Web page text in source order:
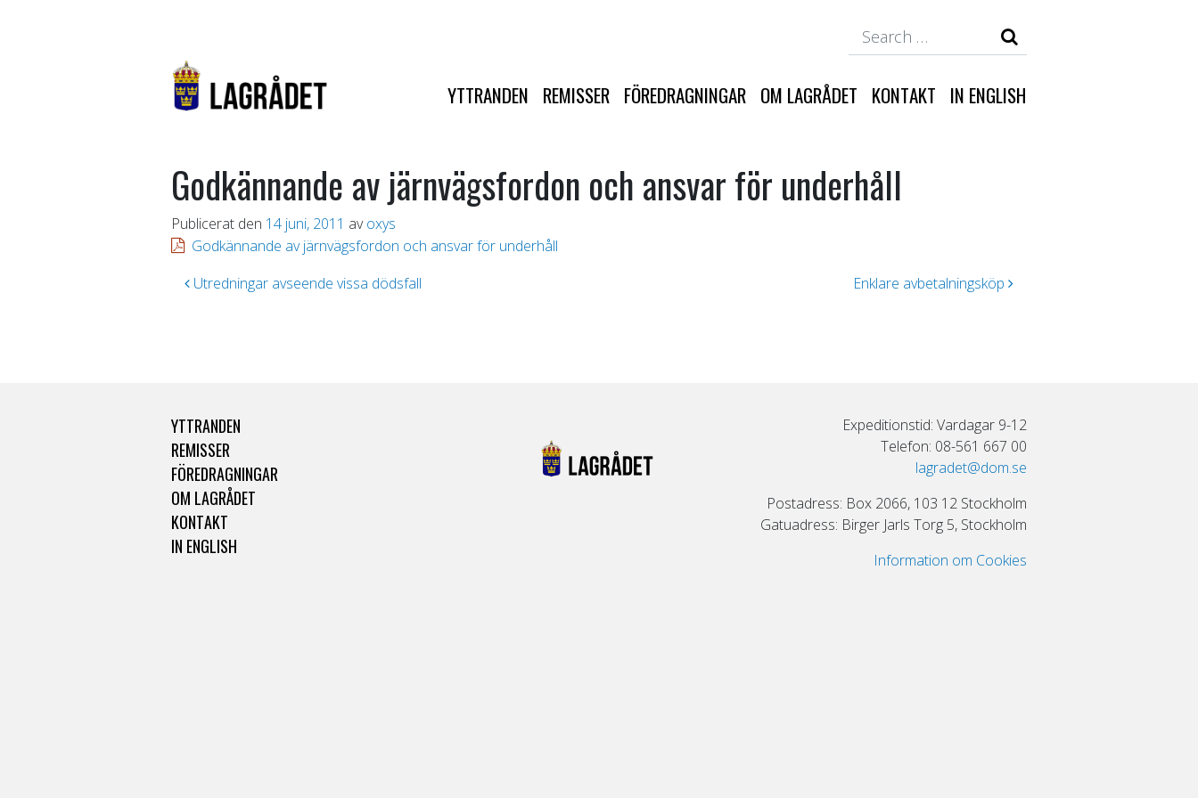
YTTRANDEN REMISSER FÖREDRAGNINGAR OM LAGRÅDET KONTAKT IN ENGLISH
Godkännande av järnvägsfordon och ansvar för underhåll
Publicerat den 14 juni, 2011 av oxys
Godkännande av järnvägsfordon och ansvar för underhåll
Inläggsnavigering
Utredningar avseende vissa dödsfall Enklare avbetalningsköp
YTTRANDEN
REMISSER
FÖREDRAGNINGAR
OM LAGRÅDET
KONTAKT
IN ENGLISH
Expeditionstid: Vardagar 9-12
Telefon: 08-561 667 00
lagradet@dom.se
Postadress: Box 2066, 103 12 Stockholm
Gatuadress: Birger Jarls Torg 5, Stockholm
Information om Cookies